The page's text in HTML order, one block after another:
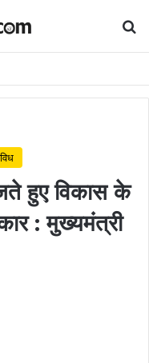
हुए विकास के
: मुख्यमंत्री